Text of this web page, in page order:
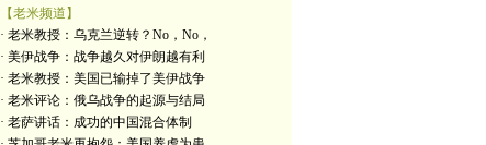
【老米频道】
· 老米教授：乌克兰逆转？No，No，
· 美伊战争：战争越久对伊朗越有利
· 老米教授：美国已输掉了美伊战争
· 老米评论：俄乌战争的起源与结局
· 老萨讲话：成功的中国混合体制